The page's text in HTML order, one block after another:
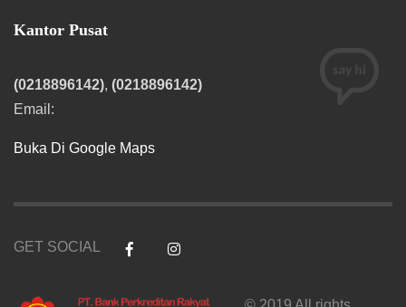
Kantor Pusat
(0218896142), (0218896142)
Email:
Buka Di Google Maps
GET SOCIAL